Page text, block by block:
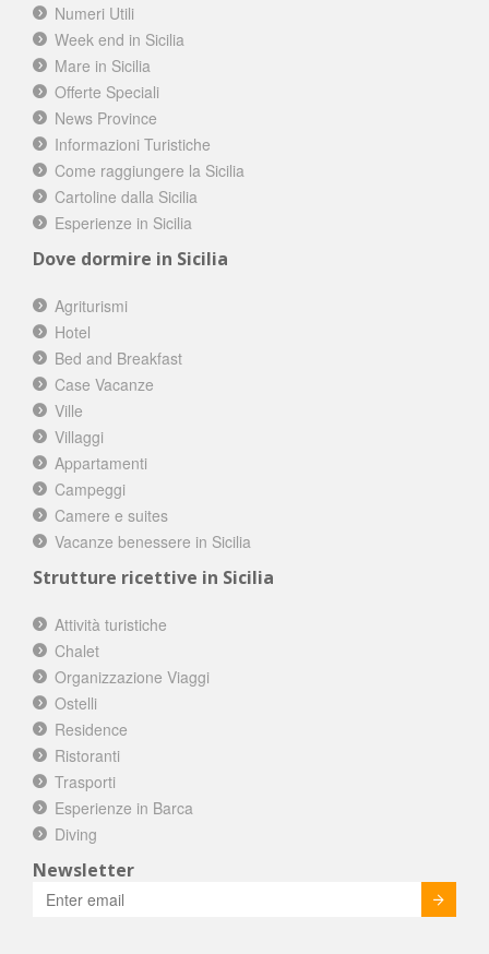
Numeri Utili
Week end in Sicilia
Mare in Sicilia
Offerte Speciali
News Province
Informazioni Turistiche
Come raggiungere la Sicilia
Cartoline dalla Sicilia
Esperienze in Sicilia
Dove dormire in Sicilia
Agriturismi
Hotel
Bed and Breakfast
Case Vacanze
Ville
Villaggi
Appartamenti
Campeggi
Camere e suites
Vacanze benessere in Sicilia
Strutture ricettive in Sicilia
Attività turistiche
Chalet
Organizzazione Viaggi
Ostelli
Residence
Ristoranti
Trasporti
Esperienze in Barca
Diving
Newsletter